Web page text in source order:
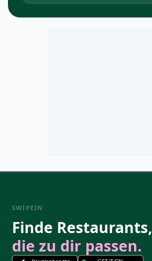
SWIPEIN
Finde Restaurants,
die zu dir passen.